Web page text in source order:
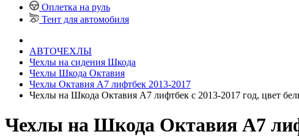
Оплетка на руль
Тент для автомобиля
АВТОЧЕХЛЫ
Чехлы на сидения Шкода
Чехлы Шкода Октавия
Чехлы Октавия А7 лифтбек 2013-2017
Чехлы на Шкода Октавия А7 лифтбек с 2013-2017 год, цвет
Чехлы на Шкода Октавия А7